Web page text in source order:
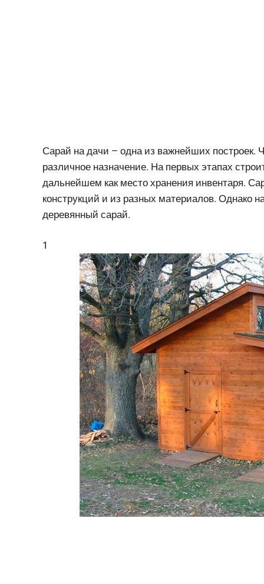
Сарай на дачи – одна из важнейших построек.
различное назначение. На первых этапах
дальнейшем как место хранения инвентаря.
конструкций и из разных материалов. Однако
деревянный сарай.
1